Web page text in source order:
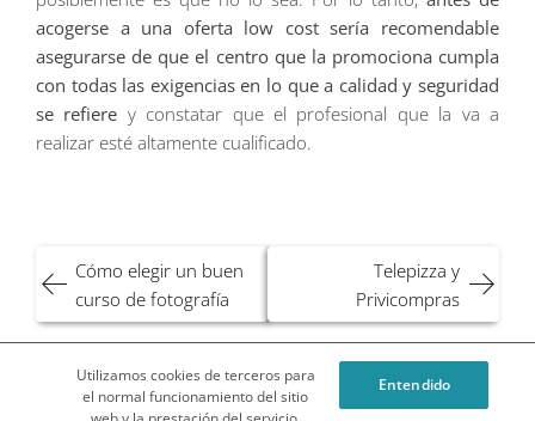
acogerse a una oferta low cost sería recomendable
asegurarse de que el centro que la promociona cumpla
con todas las exigencias en lo que a calidad y seguridad
se refiere y constatar que el profesional que la va a
realizar esté altamente cualificado.
Navegación
de
entradas
Cómo elegir un buen
curso de fotografía
Telepizza y
Privicompras
¿Qué es Privilegios en Compras o Privicompras?
Utilizamos cookies de terceros para
el normal funcionamiento del sitio
Entendido